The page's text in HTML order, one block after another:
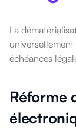
La
échéances
Réforme